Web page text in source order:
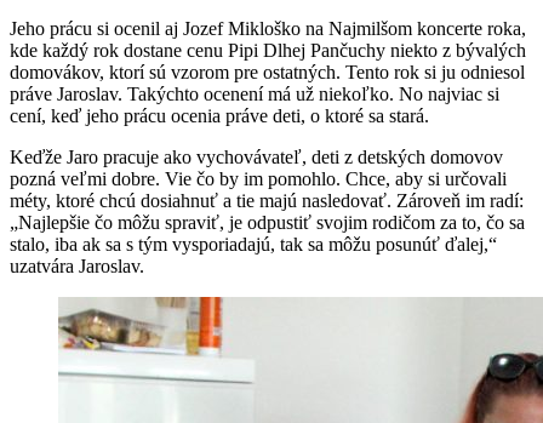
Jeho prácu si ocenil aj Jozef Mikloško na Najmilšom koncerte roka,
kde každý rok dostane cenu Pipi Dlhej Pančuchy niekto z bývalých
domovákov, ktorí sú vzorom pre ostatných. Tento rok si ju odniesol
práve Jaroslav. Takýchto ocenení má už niekoľko. No najviac si
cení, keď jeho prácu ocenia práve deti, o ktoré sa stará.
Keďže Jaro pracuje ako vychovávateľ, deti z detských domovov
pozná veľmi dobre. Vie čo by im pomohlo. Chce, aby si určovali
méty, ktoré chcú dosiahnuť a tie majú nasledovať. Zároveň im radí:
„Najlepšie čo môžu spraviť, je odpustiť svojim rodičom za to, čo sa
stalo, iba ak sa s tým vysporiadajú, tak sa môžu posunúť ďalej,“
uzatvára Jaroslav.